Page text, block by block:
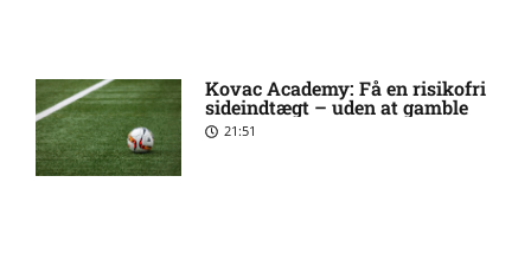
Allsvenskan – Västerås SK
mod Djurgårdens IF: Optakt,
Kovac Academy: Få en risikofri
sideindtægt – uden at gamble
21:51